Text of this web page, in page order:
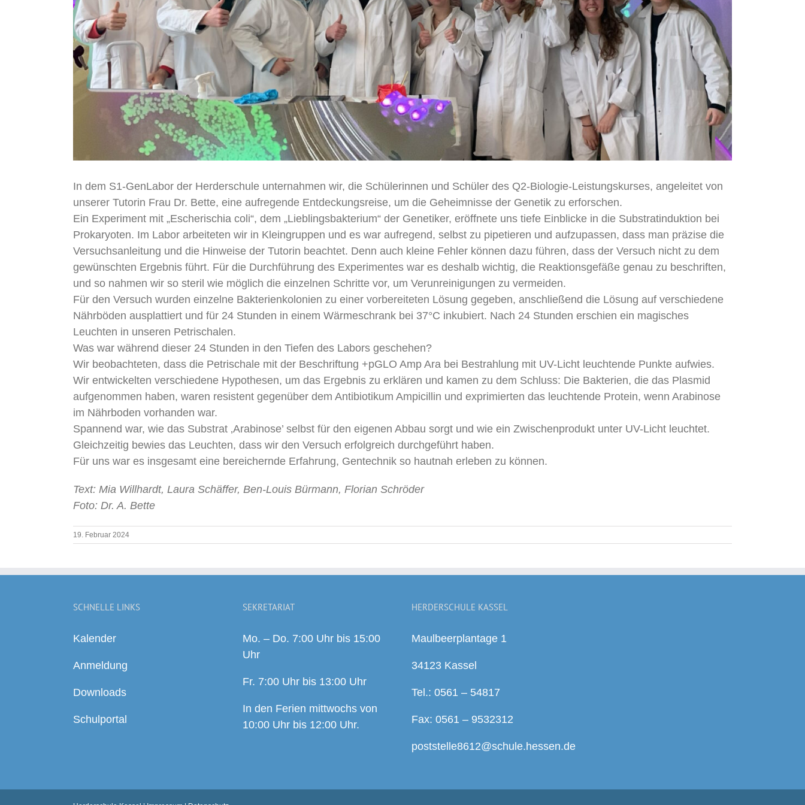
In dem S1-GenLabor der Herderschule unternahmen wir, die Schülerinnen und Schüler des Q2-Biologie-Leistungskurses, angeleitet von
unserer Tutorin Frau Dr. Bette, eine aufregende Entdeckungsreise, um die Geheimnisse der Genetik zu erforschen.
Ein Experiment mit „Escherischia coli“, dem „Lieblingsbakterium“ der Genetiker, eröffnete uns tiefe Einblicke in die Substratinduktion bei
Prokaryoten. Im Labor arbeiteten wir in Kleingruppen und es war aufregend, selbst zu pipetieren und aufzupassen, dass man präzise die
Versuchsanleitung und die Hinweise der Tutorin beachtet. Denn auch kleine Fehler können dazu führen, dass der Versuch nicht zu dem
gewünschten Ergebnis führt. Für die Durchführung des Experimentes war es deshalb wichtig, die Reaktionsgefäße genau zu beschriften,
und so nahmen wir so steril wie möglich die einzelnen Schritte vor, um Verunreinigungen zu vermeiden.
Für den Versuch wurden einzelne Bakterienkolonien zu einer vorbereiteten Lösung gegeben, anschließend die Lösung auf verschiedene
Nährböden ausplattiert und für 24 Stunden in einem Wärmeschrank bei 37°C inkubiert. Nach 24 Stunden erschien ein magisches
Leuchten in unseren Petrischalen.
Was war während dieser 24 Stunden in den Tiefen des Labors geschehen?
Wir beobachteten, dass die Petrischale mit der Beschriftung +pGLO Amp Ara bei Bestrahlung mit UV-Licht leuchtende Punkte aufwies.
Wir entwickelten verschiedene Hypothesen, um das Ergebnis zu erklären und kamen zu dem Schluss: Die Bakterien, die das Plasmid
aufgenommen haben, waren resistent gegenüber dem Antibiotikum Ampicillin und exprimierten das leuchtende Protein, wenn Arabinose
im Nährboden vorhanden war.
Spannend war, wie das Substrat ‚Arabinose’ selbst für den eigenen Abbau sorgt und wie ein Zwischenprodukt unter UV-Licht leuchtet.
Gleichzeitig bewies das Leuchten, dass wir den Versuch erfolgreich durchgeführt haben.
Für uns war es insgesamt eine bereichernde Erfahrung, Gentechnik so hautnah erleben zu können.
Text: Mia Willhardt, Laura Schäffer, Ben-Louis Bürmann, Florian Schröder
Foto: Dr. A. Bette
19. Februar 2024
SCHNELLE LINKS
Kalender
Anmeldung
Downloads
Schulportal
SEKRETARIAT
Mo. – Do. 7:00 Uhr bis 15:00
Uhr
Fr. 7:00 Uhr bis 13:00 Uhr
In den Ferien mittwochs von
10:00 Uhr bis 12:00 Uhr.
HERDERSCHULE KASSEL
Maulbeerplantage 1
34123 Kassel
Tel.: 0561 – 54817
Fax: 0561 – 9532312
poststelle8612@schule.hessen.de